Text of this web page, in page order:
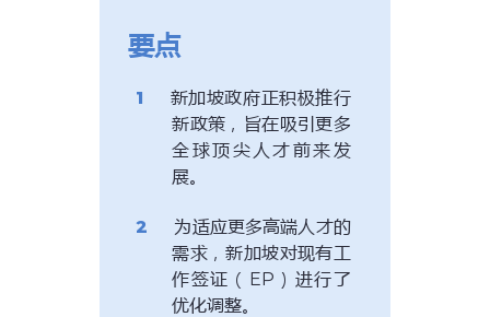
要点
新加坡政府正积极推行
新政策，旨在吸引更多
全球顶尖人才前来发
展。
为适应更多高端人才的
需求，新加坡对现有工
作签证（EP）进行了
优化调整。